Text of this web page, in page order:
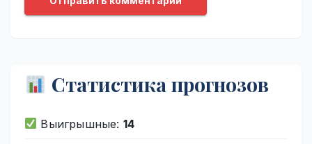
Статистика прогнозов
Выигрышные: 14